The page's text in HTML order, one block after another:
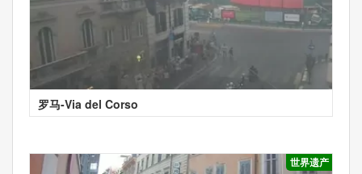
罗马-Via del Corso
世界遗产